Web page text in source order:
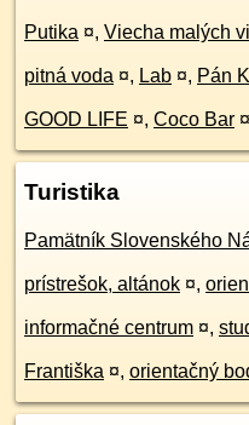
Putika ¤, Viecha malých
pitná voda ¤, Lab ¤, Pán
GOOD LIFE ¤, Coco Bar ¤
Turistika
Pamätník Slovenského
prístrešok, altánok ¤,
informačné centrum ¤,
Františka ¤, orientačný